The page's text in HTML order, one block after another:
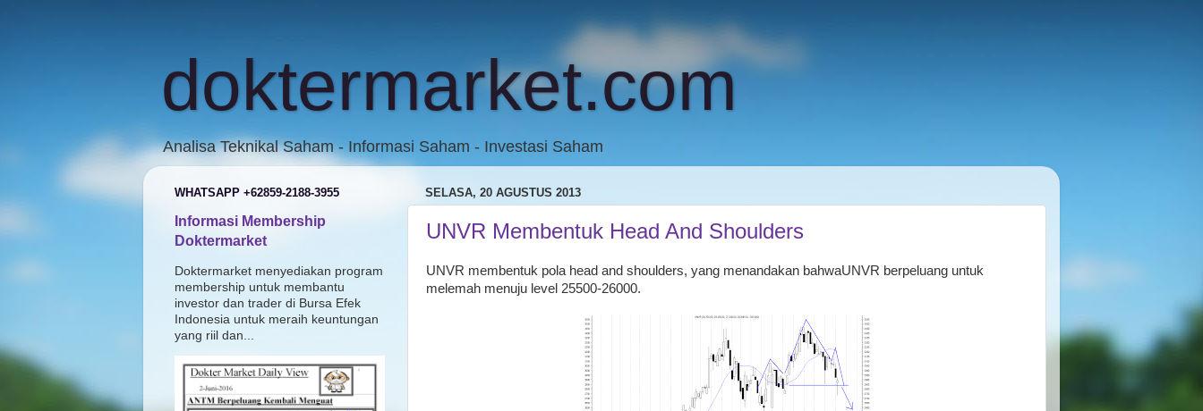
doktermarket.com
Analisa Teknikal Saham - Informasi Saham - Investasi Saham
SELASA, 20 AGUSTUS 2013
UNVR Membentuk Head And Shoulders
UNVR membentuk pola head and shoulders, yang menandakan bahwaUNVR berpeluang untuk
melemah menuju level 25500-26000.
WHATSAPP +62859-2188-3955
Informasi Membership
Doktermarket
Doktermarket menyediakan program
membership untuk membantu
investor dan trader di Bursa Efek
Indonesia untuk meraih keuntungan
yang riil dan...